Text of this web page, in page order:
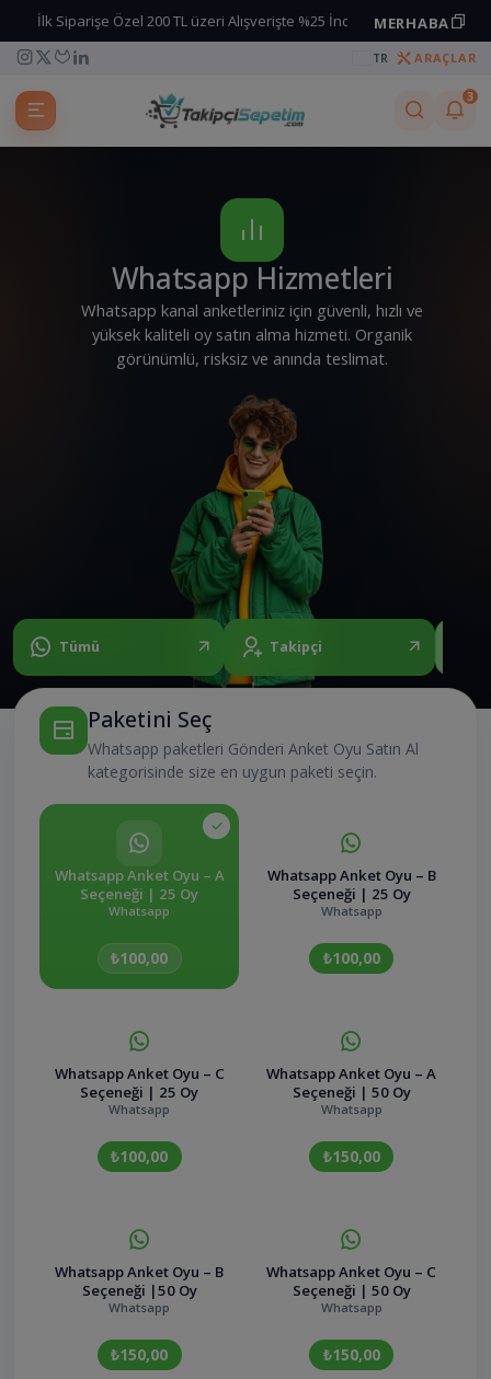
İlk Siparişe Özel 200 TL üzeri Alışverişte %25 İndirim koduMERHABA
Kuponu kopyala
TR ARAÇLAR
3
Whatsapp Hizmetleri
Whatsapp kanal anketleriniz için güvenli, hızlı ve
yüksek kaliteli oy satın alma hizmeti. Organik
görünümlü, risksiz ve anında teslimat.
Tümü Takipçi
Paketini Seç
Whatsapp paketleri Gönderi Anket Oyu Satın Al
kategorisinde size en uygun paketi seçin.
Whatsapp Anket Oyu – A
Seçeneği | 25 Oy
Whatsapp
₺100,00
Whatsapp Anket Oyu – B
Seçeneği | 25 Oy
Whatsapp
₺100,00
Whatsapp Anket Oyu – C
Seçeneği | 25 Oy
Whatsapp
₺100,00
Whatsapp Anket Oyu – A
Seçeneği | 50 Oy
Whatsapp
₺150,00
Whatsapp Anket Oyu – B
Seçeneği |50 Oy
Whatsapp
₺150,00
Whatsapp Anket Oyu – C
Seçeneği | 50 Oy
Whatsapp
₺150,00